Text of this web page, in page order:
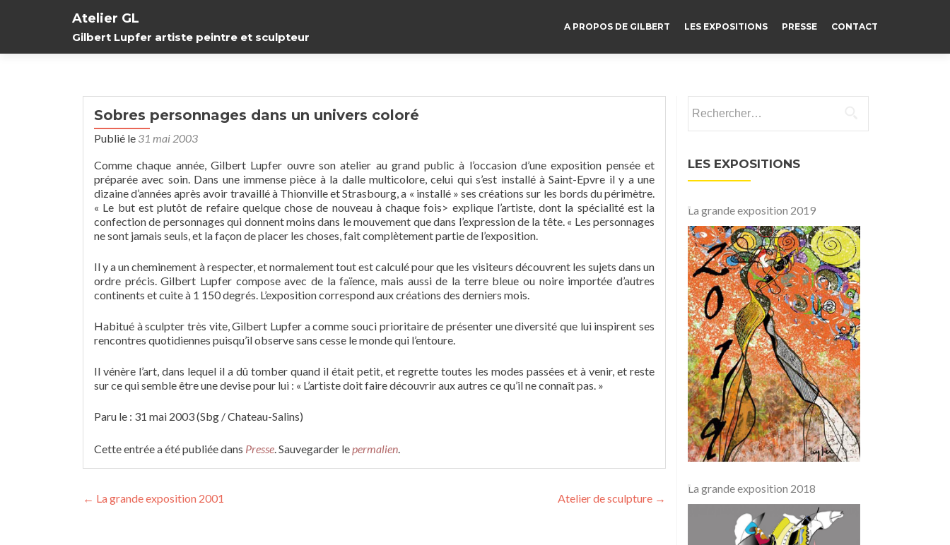
Atelier GL
Gilbert Lupfer artiste peintre et sculpteur
A PROPOS DE GILBERT LES EXPOSITIONS PRESSE CONTACT
Sobres personnages dans un univers coloré
Publié le 31 mai 2003
Comme chaque année, Gilbert Lupfer ouvre son atelier au grand public à l’occasion d’une exposition pensée et
préparée avec soin. Dans une immense pièce à la dalle multicolore, celui qui s’est installé à Saint-Epvre il y a une
dizaine d’années après avoir travaillé à Thionville et Strasbourg, a « installé » ses créations sur les bords du périmètre.
« Le but est plutôt de refaire quelque chose de nouveau à chaque fois> explique l’artiste, dont la spécialité est la
confection de personnages qui donnent moins dans le mouvement que dans l’expression de la tête. « Les personnages
ne sont jamais seuls, et la façon de placer les choses, fait complètement partie de l’exposition.
Il y a un cheminement à respecter, et normalement tout est calculé pour que les visiteurs découvrent les sujets dans un
ordre précis. Gilbert Lupfer compose avec de la faïence, mais aussi de la terre bleue ou noire importée d’autres
continents et cuite à 1 150 degrés. L’exposition correspond aux créations des derniers mois.
Habitué à sculpter très vite, Gilbert Lupfer a comme souci prioritaire de présenter une diversité que lui inspirent ses
rencontres quotidiennes puisqu’il observe sans cesse le monde qui l’entoure.
Il vénère l’art, dans lequel il a dû tomber quand il était petit, et regrette toutes les modes passées et à venir, et reste
sur ce qui semble être une devise pour lui : « L’artiste doit faire découvrir aux autres ce qu’il ne connaît pas. »
Paru le : 31 mai 2003 (Sbg / Chateau-Salins)
Cette entrée a été publiée dans Presse. Sauvegarder lepermalien.
Navigation
← La grande exposition 2001 Atelier de sculpture →
LES EXPOSITIONS
La grande exposition 2019
La grande exposition 2018